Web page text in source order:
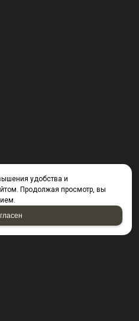
удобства и
Продолжая просмотр, вы